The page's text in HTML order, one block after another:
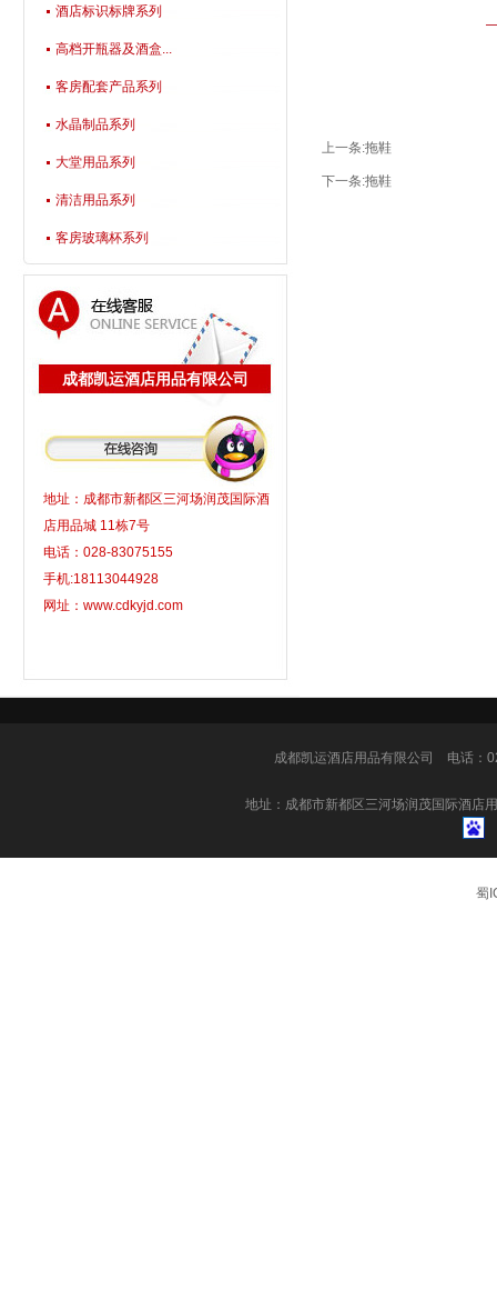
酒店标识标牌系列
高档开瓶器及酒盒...
客房配套产品系列
水晶制品系列
大堂用品系列
清洁用品系列
客房玻璃杯系列
成都凯运酒店用品有限公司
地址：成都市新都区三河场润茂国际酒
店用品城 11栋7号
电话：028-83075155
手机:18113044928
网址：www.cdkyjd.com
上一条:拖鞋
下一条:拖鞋
成都凯运酒店用品有限公司 电话：
地址：成都市新都区三河场润茂国际酒店
蜀